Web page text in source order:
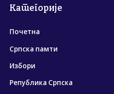
Категорије
Почетна
Српска памти
Избори
Република Српска